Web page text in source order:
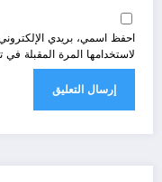
احفظ اسمي، بريدي
لاستخدامها المرة المقبلة في